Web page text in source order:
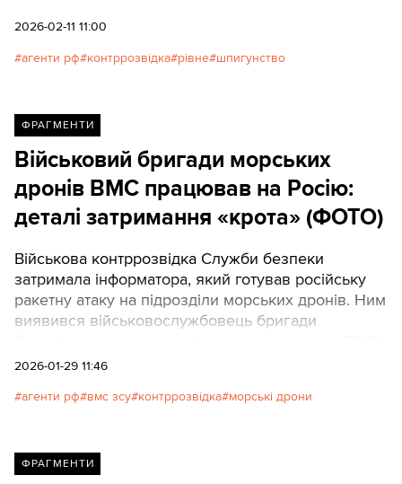
2026-02-11 11:00
агенти рф контррозвідка рівне шпигунство
ФРАГМЕНТИ
Військовий бригади морських
дронів ВМС працював на Росію:
деталі затримання «крота» (ФОТО)
Військова контррозвідка Служби безпеки
затримала інформатора, який готував російську
ракетну атаку на підрозділи морських дронів. Ним
виявився військовослужбовець бригади
ЗСУ
2026-01-29 11:46
агенти рф вмс зсу контррозвідка морські дрони
ФРАГМЕНТИ